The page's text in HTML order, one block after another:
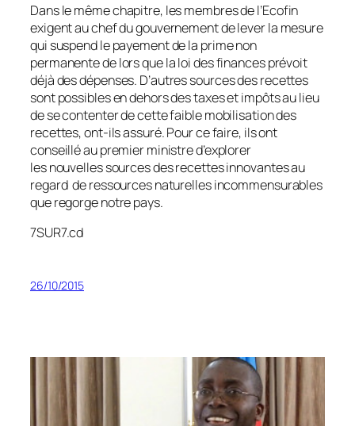
Dans le même chapitre, les membres de l’Ecofin
exigent au chef du gouvernement de lever la mesure
qui suspend le payement de la prime non
permanente de lors que la loi des finances prévoit
déjà des dépenses. D’autres sources des recettes
sont possibles en dehors des taxes et impôts au lieu
de se contenter de cette faible mobilisation des
recettes, ont-ils assuré. Pour ce faire, ils ont
conseillé au premier ministre d’explorer
les nouvelles sources des recettes innovantes au
regard de ressources naturelles incommensurables
que regorge notre pays.
7SUR7.cd
26/10/2015